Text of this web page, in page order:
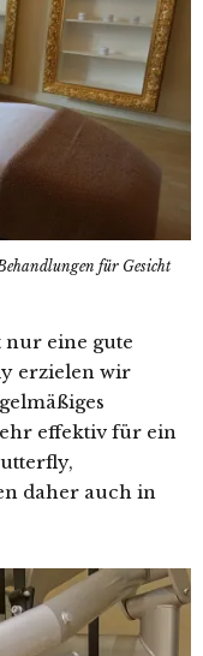
für Gesicht
nur eine gute
erzielen wir
effektiv für ein
daher auch in